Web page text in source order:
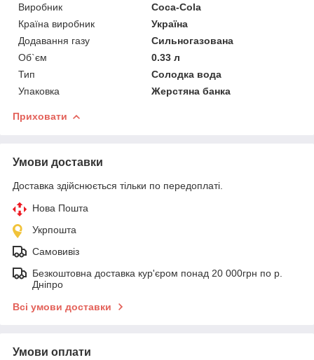
Виробник
Coca-Cola
Країна виробник
Україна
Додавання газу
Сильногазована
Об`єм
0.33 л
Тип
Солодка вода
Упаковка
Жерстяна банка
Приховати
Умови доставки
Доставка здійснюється тільки по передоплаті.
Нова Пошта
Укрпошта
Самовивіз
Безкоштовна доставка кур'єром понад 20 000грн по р.
Дніпро
Всі умови доставки
Умови оплати